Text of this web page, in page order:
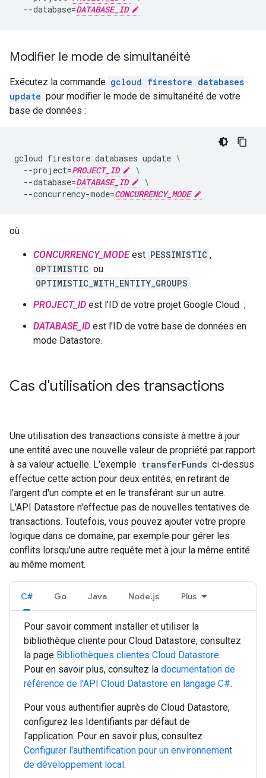
--database=DATABASE_ID
Modifier le mode de simultanéité
Exécutez la commande gcloud firestore databases
update pour modifier le mode de simultanéité de votre
base de données :
gcloud firestore databases update \
--project=PROJECT_ID
\
--database=DATABASE_ID
\
--concurrency-mode=CONCURRENCY_MODE
où :
CONCURRENCY_MODEest PESSIMISTIC ,
OPTIMISTIC ou
OPTIMISTIC_WITH_ENTITY_GROUPS .
PROJECT_ID est l'ID de votre projet Google Cloud ;
DATABASE_ID est l'ID de votre base de données en
mode Datastore.
Cas d'utilisation des transactions
Une utilisation des transactions consiste à mettre à jour
une entité avec une nouvelle valeur de propriété par rapport
à sa valeur actuelle. L'exemple transferFunds ci-dessus
effectue cette action pour deux entités, en retirant de
l'argent d'un compte et en le transférant sur un autre.
L'API Datastore n'effectue pas de nouvelles tentatives de
transactions. Toutefois, vous pouvez ajouter votre propre
logique dans ce domaine, par exemple pour gérer les
conflits lorsqu'une autre requête met à jour la même entité
au même moment.
C# Go Java Node.js Plus
Pour savoir comment installer et utiliser la
bibliothèque cliente pour Cloud Datastore, consultez
la page Bibliothèques clientes Cloud Datastore.
Pour en savoir plus, consultez la documentation de
référence de l'API Cloud Datastore en langage C#.
Pour vous authentifier auprès de Cloud Datastore,
configurez les Identifiants par défaut de
l'application. Pour en savoir plus, consultez
Configurer l'authentification pour un environnement
de développement local.